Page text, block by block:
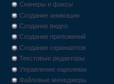
Сканеры и факсы
Создание анимации
Создание видео
Создание приложений
Создание скриншотов
Текстовые редакторы
Управление паролями
Файловые менеджеры